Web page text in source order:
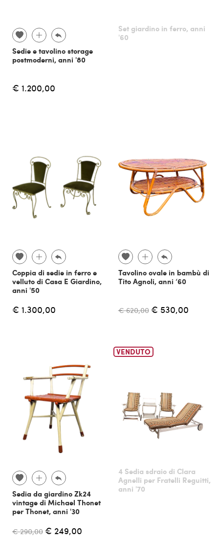
Sedie e tavolino storage
postmoderni, anni '80
€ 1.200,00
Set giardino in ferro, anni
'60
Coppia di sedie in ferro e
velluto di Casa E Giardino,
anni '50
€ 1.300,00
Tavolino ovale in bambù di
Tito Agnoli, anni ‘60
€ 620,00 € 530,00
Sedia da giardino Zk24
vintage di Michael Thonet
per Thonet, anni '30
€ 290,00 € 249,00
VENDUTO
4 Sedia sdraio di Clara
Agnelli per Fratelli Reguitti,
anni '70